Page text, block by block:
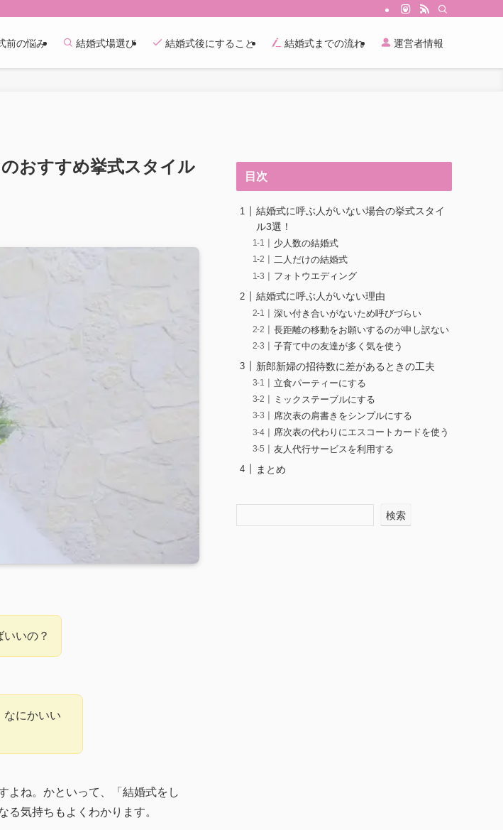
前の悩み 結婚式場選び 結婚式後にすること 結婚式までの流れ 運営者情報
おすすめ挙式スタイル
いの？
にかいい
よね。かといって、「結婚式をし
気持ちもよくわかります。
目次
結婚式に呼ぶ人がいない場合の挙式スタイ
ル3選！
少人数の結婚式
二人だけの結婚式
フォトウエディング
結婚式に呼ぶ人がいない理由
深い付き合いがないため呼びづらい
長距離の移動をお願いするのが申し訳ない
子育て中の友達が多く気を使う
新郎新婦の招待数に差があるときの工夫
立食パーティーにする
ミックステーブルにする
席次表の肩書きをシンプルにする
席次表の代わりにエスコートカードを使う
友人代行サービスを利用する
まとめ
検索